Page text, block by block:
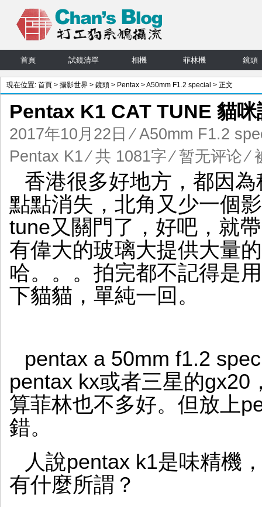
首頁 試鏡清單 相機 菲林機 鏡頭
現在位置: 首頁 > 攝影世界 > 鏡頭 > Pentax >A50mm F1.2 special > 正文
Pentax K1 CAT TUNE 貓咪
2017年10月22日 ⁄A50mm F1.2
Pentax K1⁄ 共 1081字⁄暂无评论⁄
香港很多好地方，都因
點點消失，北角又少一個
tune又關門了，好吧，就
有偉大的玻璃大提供大量
哈。。。拍完都不記得是
下貓貓，單純一回。
pentax a 50mm f1.2
pentax kx或者三星的gx20
算菲林也不多好。但放上
錯。
人說pentax k1是味精機
有什麼所謂？